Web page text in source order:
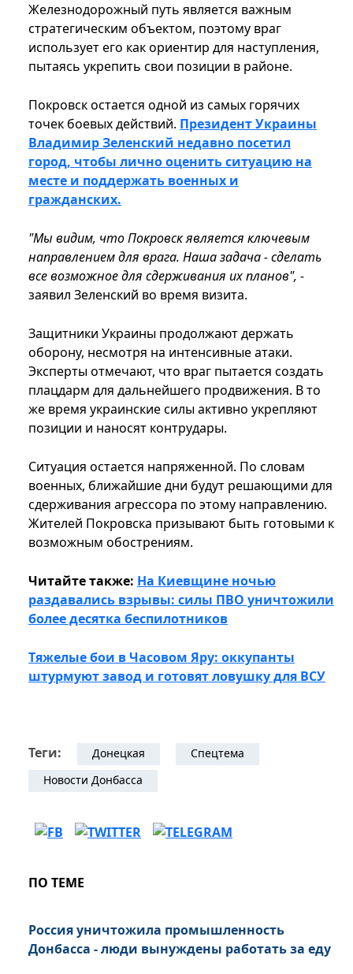
Железнодорожный путь является важным
стратегическим объектом, поэтому враг
использует его как ориентир для наступления,
пытаясь укрепить свои позиции в районе.
Покровск остается одной из самых горячих
точек боевых действий. Президент Украины
Владимир Зеленский недавно посетил
город, чтобы лично оценить ситуацию на
месте и поддержать военных и
гражданских.
"Мы видим, что Покровск является ключевым
направлением для врага. Наша задача - сделать
все возможное для сдерживания их планов", -
заявил Зеленский во время визита.
Защитники Украины продолжают держать
оборону, несмотря на интенсивные атаки.
Эксперты отмечают, что враг пытается создать
плацдарм для дальнейшего продвижения. В то
же время украинские силы активно укрепляют
позиции и наносят контрудары.
Ситуация остается напряженной. По словам
военных, ближайшие дни будут решающими для
сдерживания агрессора по этому направлению.
Жителей Покровска призывают быть готовыми к
возможным обострениям.
Читайте также: На Киевщине ночью
раздавались взрывы: силы ПВО уничтожили
более десятка беспилотников
Тяжелые бои в Часовом Яру: оккупанты
штурмуют завод и готовят ловушку для ВСУ
Теги: Донецкая
Спецтема
Новости Донбасса
ПО ТЕМЕ
Россия уничтожила промышленность
Донбасса - люди вынуждены работать за еду